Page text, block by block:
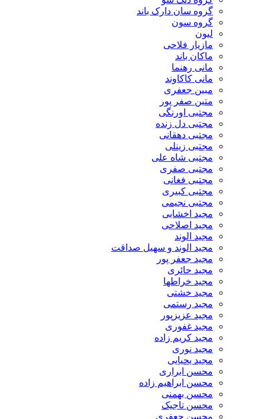
گروه سان دارک باند
گروه سون
لیون
مازیار فلاحی
ماکان باند
مانی رهنما
مانی کاکاوند
مبین جعفری
متین صفر پور
مجتبی اورنگی
مجتبی دل زنده
مجتبی دهقانی
مجتبی زینلی
مجتبی شاه علی
مجتبی صفری
مجتبی فغانی
مجتبی کبیری
مجتبی نجیمی
مجید اخشابی
مجید اصلاحی
مجید الوند‎
مجید الوند و سهیل صداقت
مجید جعفر پور
مجید حائری
مجید خراطها
مجید خشتی
مجید رستمی
مجید عزیزپور
مجید غفوری
مجید کریم زاده
مجید نوری
مجید یحیایی
محسن ابراری
محسن ابراهیم زاده
محسن بهمنی
محسن تاجیک
محسن جعفری